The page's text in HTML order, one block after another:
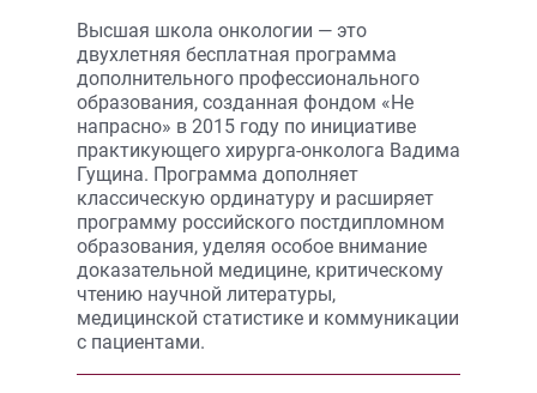
Высшая школа онкологии — это
двухлетняя бесплатная программа
дополнительного профессионального
образования, созданная фондом «Не
напрасно» в 2015 году по инициативе
практикующего хирурга-онколога Вадима
Гущина. Программа дополняет
классическую ординатуру и расширяет
программу российского постдипломном
образования, уделяя особое внимание
доказательной медицине, критическому
чтению научной литературы,
медицинской статистике и коммуникации
с пациентами.